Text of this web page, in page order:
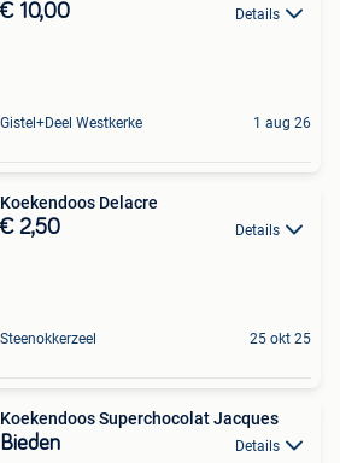
€ 10,00 Details
Gistel+Deel Westkerke 1 aug 26
Koekendoos Delacre
€ 2,50 Details
Steenokkerzeel 25 okt 25
Koekendoos Superchocolat Jacques
Bieden Details